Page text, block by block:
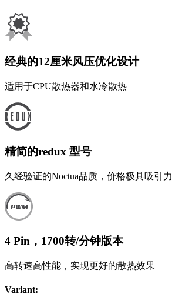
经典的12厘米风压优化设计
适用于CPU散热器和水冷散热
精简的redux 型号
久经验证的Noctua品质，价格极具吸引力
4 Pin，1700转/分钟版本
高转速高性能，实现更好的散热效果
Variant: